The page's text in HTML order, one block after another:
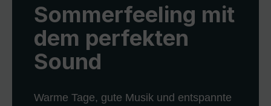
Sommerfeeling mit
dem perfekten
Sound
Warme Tage, gute Musik und entspannte